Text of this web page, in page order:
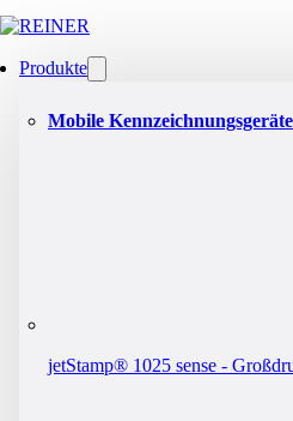
Produkte
Mobile Kennzeichnungsgeräte
jetStamp® 1025 sense -